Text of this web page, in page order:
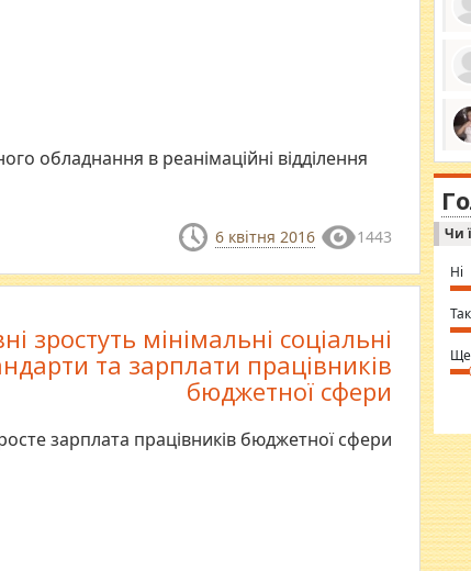
обладнання в реанімаційні відділення
6 квітня 2016 1443
зростуть мінімальні соціальні
та зарплати працівників
бюджетної сфери
зарплата працівників бюджетної сфери
за
ми
in
⇒
Чи
Ні
Так
Ще